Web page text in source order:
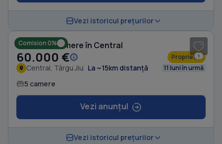
Vezi istoricul prețurilor
1
Comision 0%
Casă cu 5 camere în Central
60.000 € Proprietar
Central, Târgu Jiu La ~15km distanță 11 luni în urmă
5 camere
Vezi anunțul
Vezi istoricul prețurilor